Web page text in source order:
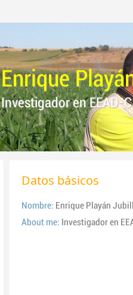
Enrique
Investigador en EEAD-
Datos básicos
Nombre: Enrique Playán
About me: Investigador en